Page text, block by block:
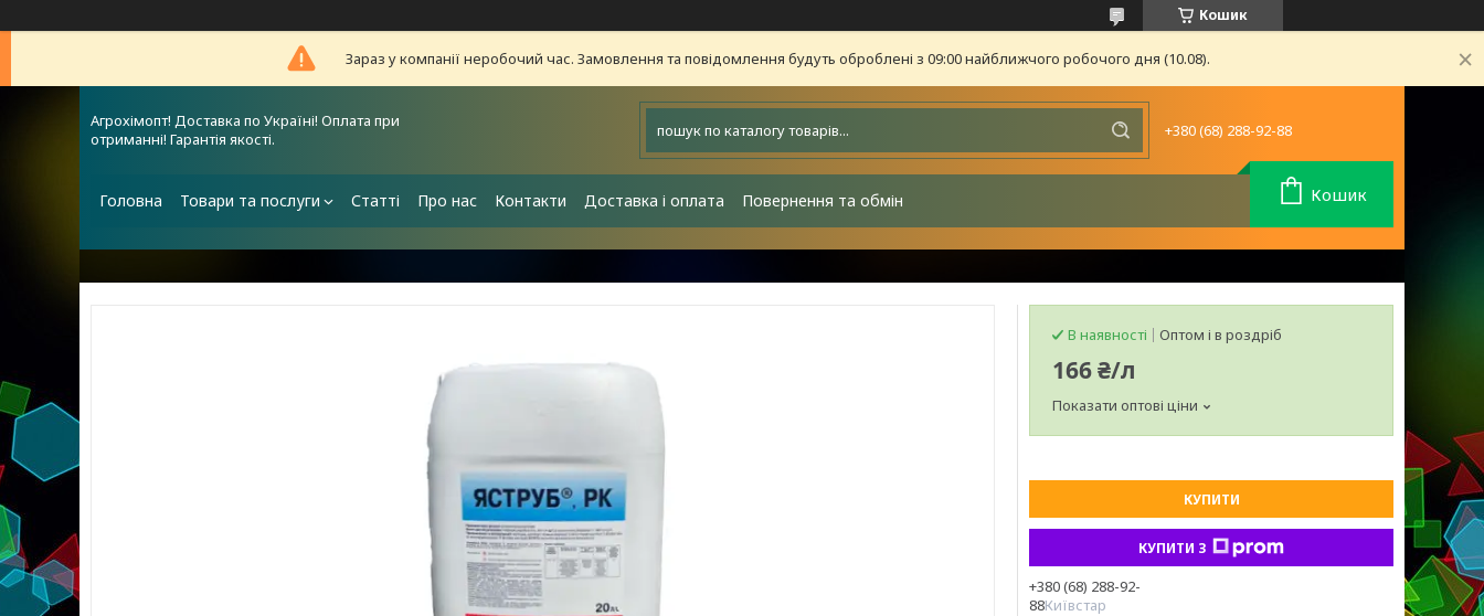
Кошик
Зараз у компанії неробочий час. Замовлення та повідомлення будуть оброблені з 09:00 найближчого робочого дня (10.08).
Агрохімопт! Доставка по Україні! Оплата при
отриманні! Гарантія якості.
+380 (68) 288-92-88
Головна Товари та послуги Статті Про нас Контакти Доставка і оплата Повернення та обмін Кошик
В наявності Оптом і в роздріб
166 ₴/л
Показати оптові ціни
КУПИТИ
КУПИТИ З
+380 (68) 288-92-
88Київстар